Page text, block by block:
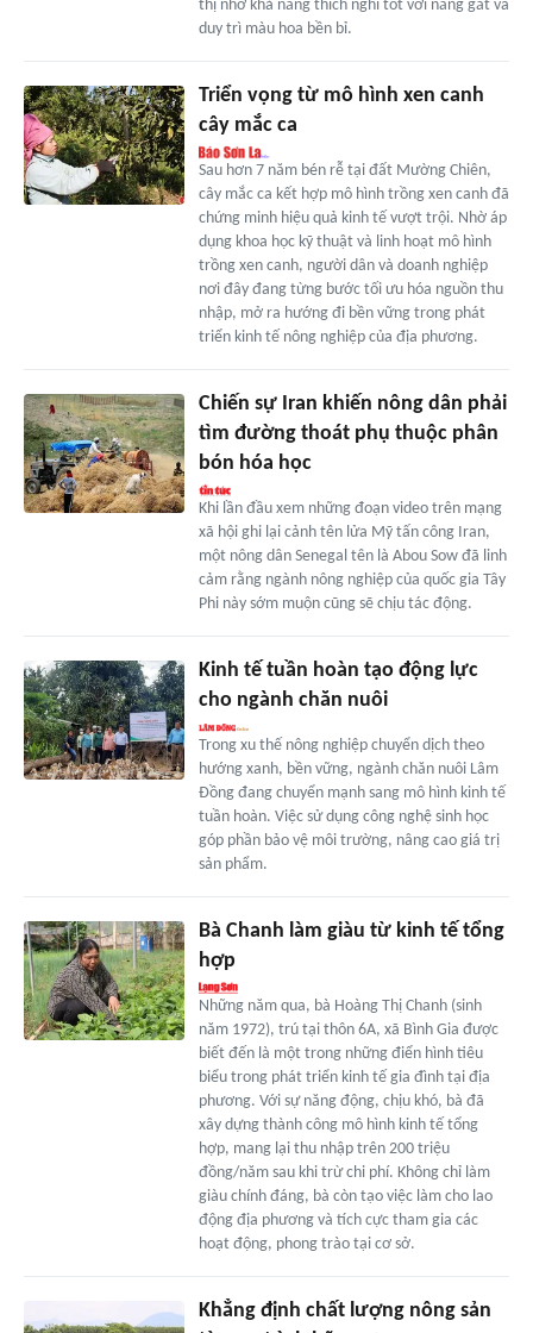
thị nhờ khả năng thích nghi tốt với nắng gắt và
duy trì màu hoa bền bỉ.
Triển vọng từ mô hình xen canh
cây mắc ca
Sau hơn 7 năm bén rễ tại đất Mường Chiên,
cây mắc ca kết hợp mô hình trồng xen canh đã
chứng minh hiệu quả kinh tế vượt trội. Nhờ áp
dụng khoa học kỹ thuật và linh hoạt mô hình
trồng xen canh, người dân và doanh nghiệp
nơi đây đang từng bước tối ưu hóa nguồn thu
nhập, mở ra hướng đi bền vững trong phát
triển kinh tế nông nghiệp của địa phương.
Chiến sự Iran khiến nông dân phải
tìm đường thoát phụ thuộc phân
bón hóa học
Khi lần đầu xem những đoạn video trên mạng
xã hội ghi lại cảnh tên lửa Mỹ tấn công Iran,
một nông dân Senegal tên là Abou Sow đã linh
cảm rằng ngành nông nghiệp của quốc gia Tây
Phi này sớm muộn cũng sẽ chịu tác động.
Kinh tế tuần hoàn tạo động lực
cho ngành chăn nuôi
Trong xu thế nông nghiệp chuyển dịch theo
hướng xanh, bền vững, ngành chăn nuôi Lâm
Đồng đang chuyển mạnh sang mô hình kinh tế
tuần hoàn. Việc sử dụng công nghệ sinh học
góp phần bảo vệ môi trường, nâng cao giá trị
sản phẩm.
Bà Chanh làm giàu từ kinh tế tổng
hợp
Những năm qua, bà Hoàng Thị Chanh (sinh
năm 1972), trú tại thôn 6A, xã Bình Gia được
biết đến là một trong những điển hình tiêu
biểu trong phát triển kinh tế gia đình tại địa
phương. Với sự năng động, chịu khó, bà đã
xây dựng thành công mô hình kinh tế tổng
hợp, mang lại thu nhập trên 200 triệu
đồng/năm sau khi trừ chi phí. Không chỉ làm
giàu chính đáng, bà còn tạo việc làm cho lao
động địa phương và tích cực tham gia các
hoạt động, phong trào tại cơ sở.
Khẳng định chất lượng nông sản